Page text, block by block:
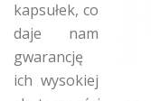
kapsułek, co
daje nam
gwarancję
ich wysokiej